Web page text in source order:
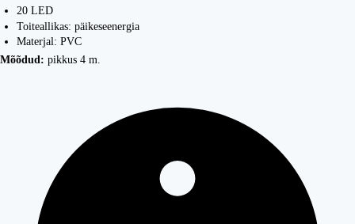
20 LED
Toiteallikas: päikeseenergia
Materjal: PVC
Mõõdud: pikkus 4 m.